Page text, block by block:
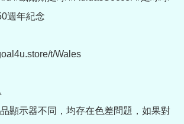
週年紀念
t/Wales
顯示器不同，均存在色差問題，如果對